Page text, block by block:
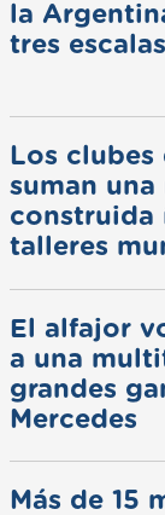
la
tres
Los clubes
suman
construida
talleres
El alfajor
a una
grandes
Mercedes
Más de 15